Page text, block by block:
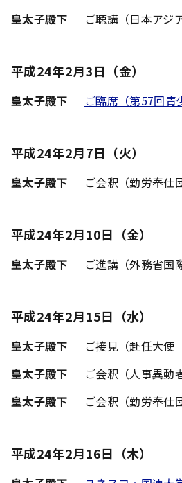
皇太子殿下
ご聴講（日本アジ
平成24年2月3日（金）
皇太子殿下 ご臨席（第57回
平成24年2月7日（火）
皇太子殿下 ご会釈（勤労奉仕
平成24年2月10日（金）
皇太子殿下 ご進講（外務省国
平成24年2月15日（水）
皇太子殿下
ご接見（赴任大使
皇太子殿下
ご会釈（人事異動
皇太子殿下
ご会釈（勤労奉仕
平成24年2月16日（木）